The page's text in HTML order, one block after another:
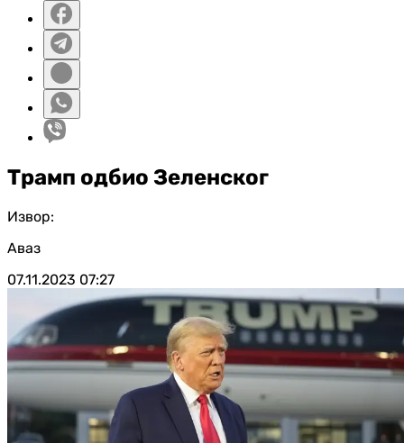
Трамп одбио Зеленског
Извор:
Аваз
07.11.2023 07:27